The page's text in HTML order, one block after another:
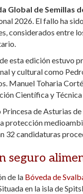
e
b
o
o
k
itt
er
m
p
ti
r
Global de Semillas
2026. El fallo ha
considerados entre
esta edición estuvo
y cultural como
Manuel Toharia
Científica y
Princesa de Asturias
protección
32 candidaturas
seguro
de la Bóveda de
en la isla de